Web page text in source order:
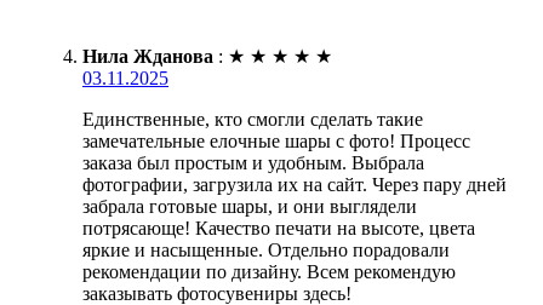
Нила Жданова : ★ ★ ★ ★ ★
03.11.2025
Единственные, кто смогли сделать такие
замечательные елочные шары с фото! Процесс
заказа был простым и удобным. Выбрала
фотографии, загрузила их на сайт. Через пару дней
забрала готовые шары, и они выглядели
потрясающе! Качество печати на высоте, цвета
яркие и насыщенные. Отдельно порадовали
рекомендации по дизайну. Всем рекомендую
заказывать фотосувениры здесь!